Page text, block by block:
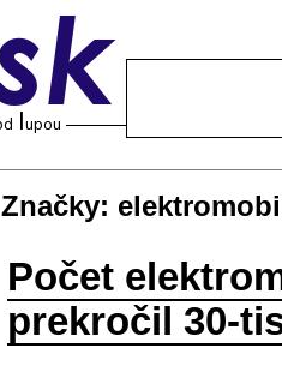
Značky:
Počet
prekročil 30-